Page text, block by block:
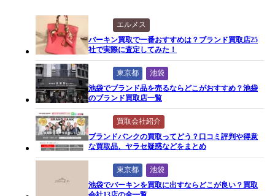
エルメス
バーキン買取で一番おすすめは？ブランド買取店25
社で実際に査定してみた！
東京都
池袋
池袋でブランド品を売るならどこがおすすめ？池袋
のブランド買取店一覧
買取会社紹介
ブランドバンクの買取ってどう？口コミ評判や得意
な買取品、ヤラセ疑惑などをまとめ
東京都
池袋
池袋でバーキンを買取に出すならどこが良い？買取